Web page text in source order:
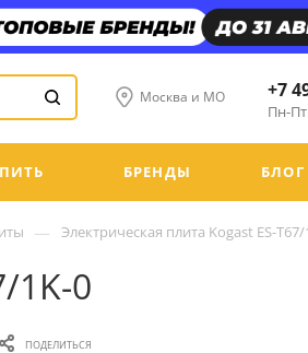
Москва и МО +7
Пн-
БРЕНДЫ БЛОГ
— Электрическая плита Kogast ES-T67/
1K-0
ПОДЕЛИТЬСЯ